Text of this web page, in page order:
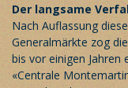
Der langsame
Nach Auflassung
Generalmärkte zog
bis vor einigen Jahren
«Centrale